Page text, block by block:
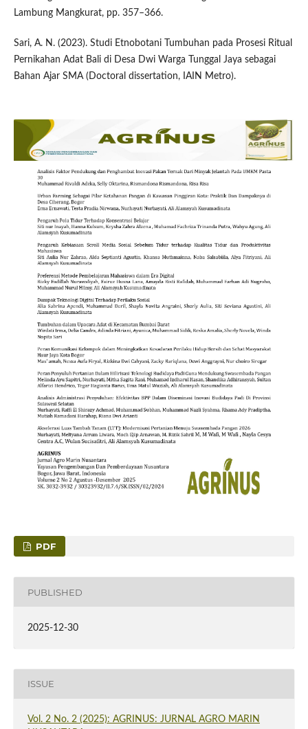
Lambung Mangkurat, pp. 357–366.
Sari, A. N. (2023). Studi Etnobotani Tumbuhan pada Prosesi Ritual
Pernikahan Adat Bali di Desa Dwi Warga Tunggal Jaya sebagai
Bahan Ajar SMA (Doctoral dissertation, IAIN Metro).
PDF
PUBLISHED
2025-12-30
ISSUE
Vol. 2 No. 2 (2025): AGRINUS: JURNAL AGRO MARIN